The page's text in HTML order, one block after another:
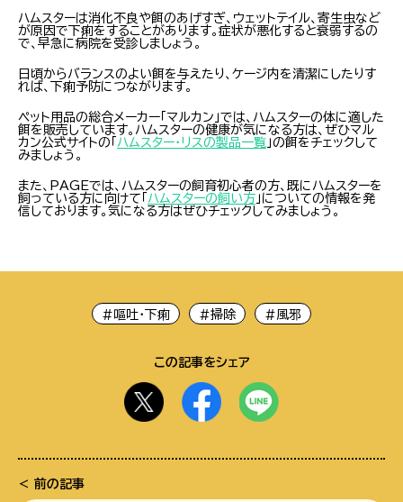
ハムスターは消化不良や餌のあげすぎ、ウェットテイル、寄生虫など
が原因で下痢をすることがあります。症状が悪化すると衰弱するの
で、早急に病院を受診しましょう。
日頃からバランスのよい餌を与えたり、ケージ内を清潔にしたりす
れば、下痢予防につながります。
ペット用品の総合メーカー「マルカン」では、ハムスターの体に適した
餌を販売しています。ハムスターの健康が気になる方は、ぜひマル
カン公式サイトの「 ハムスター・リスの製品一覧 」の餌をチェックして
みましょう。
また、PAGEでは、ハムスターの飼育初心者の方、既にハムスターを
飼っている方に向けて「 ハムスターの飼い方 」についての情報を発
信しております。気になる方はぜひチェックしてみましょう。
#嘔吐・下痢 #掃除 #風邪
この記事をシェア
前の記事